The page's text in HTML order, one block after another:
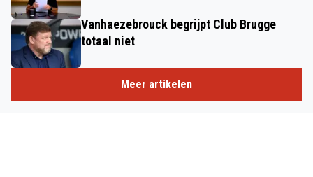
Vanhaezebrouck begrijpt Club Brugge
totaal niet
Meer artikelen